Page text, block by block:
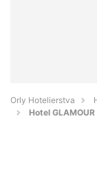
Orly Hotelierstva
Hotel GLAMOUR